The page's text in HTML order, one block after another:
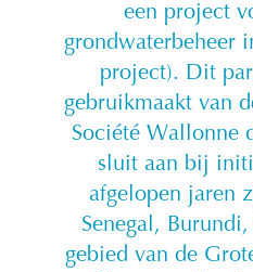
een project
grondwaterbeheer
project). Dit
gebruikmaakt van
Société Wallonne
sluit aan bij
afgelopen jaren
Senegal,
gebied van de